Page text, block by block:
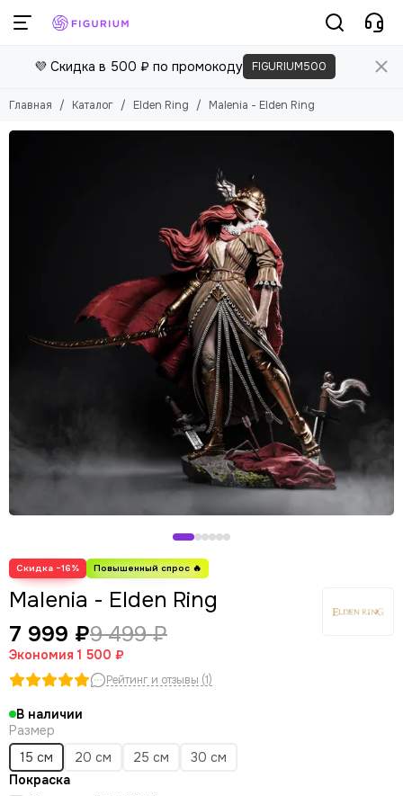
Elden Ring
Смотреть все товары
Bloodborne
💜 Скидка в 500 ₽ по промокоду FIGURIUM500
Главная Каталог Elden Ring Malenia - Elden Ring
Скидка −16%
Malenia - Elden Ring
7 999 ₽9 499 ₽
Экономия 1 500 ₽
Рейтинг и отзывы (1)
В наличии
Размер
15 см
20 см 25 см
30 см
Покраска